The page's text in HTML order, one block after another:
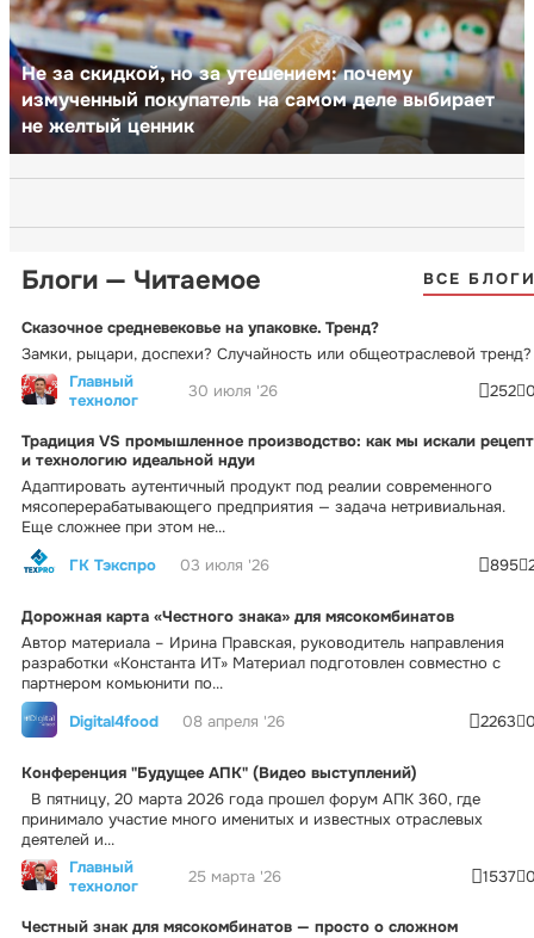
Не за скидкой, но за утешением: почему
измученный покупатель на самом деле выбирает
не желтый ценник
Блоги — Читаемое ВСЕ
Сказочное средневековье на упаковке. Тренд?
Замки, рыцари, доспехи? Случайность или общеотраслевой тренд?
Главный
технолог
30 июля '26 252
Традиция VS промышленное производство: как мы искали рецепт
и технологию идеальной ндуи
Адаптировать аутентичный продукт под реалии современного
мясоперерабатывающего предприятия — задача нетривиальная.
Еще сложнее при этом не...
ГК Тэкспро
03 июля '26 895
Дорожная карта «Честного знака» для мясокомбинатов
Автор материала – Ирина Правская, руководитель направления
разработки «Константа ИТ» Материал подготовлен совместно с
партнером комьюнити по...
Digital4food
08 апреля '26 2263
Конференция "Будущее АПК" (Видео выступлений)
В пятницу, 20 марта 2026 года прошел форум АПК 360, где
принимало участие много именитых и известных отраслевых
деятелей и...
Главный
технолог
25 марта '26 1537
Честный знак для мясокомбинатов — просто о сложном